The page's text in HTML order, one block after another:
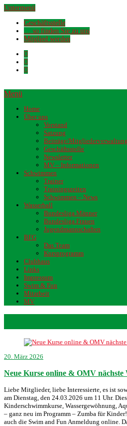
Untermenü
Geschäftsstelle
… so finden Sie zu uns
Mitglied werden
Menü
Home
Über uns
Vorstand
Satzung
Beiträge/Mitgliederverwaltung
Geschäftsstelle
Newsletter
MV – Informationen
Schwimmen
Trainer
Trainingszeiten
Schwimmen – News
Wasserball
Bundesliga Männer
Bundesliga Frauen
Jugendmannschaften
BFG
Das Team
Kursprogramm
Clubhaus
Links
Impressum
Swim & Fun
Mitarbeit
MV
20. März 2026
Neue Kurse online & OMV nächste
Liebe Mitglieder, liebe Interessierte, es ist
am Dienstag, den 24.03.2026 um 11 Uhr.
Kinderschwimmkurse, Wassergewöhnung,
– ganz neu im Programm – Zumba für
auch die Swim and Fun Anmeldung online.